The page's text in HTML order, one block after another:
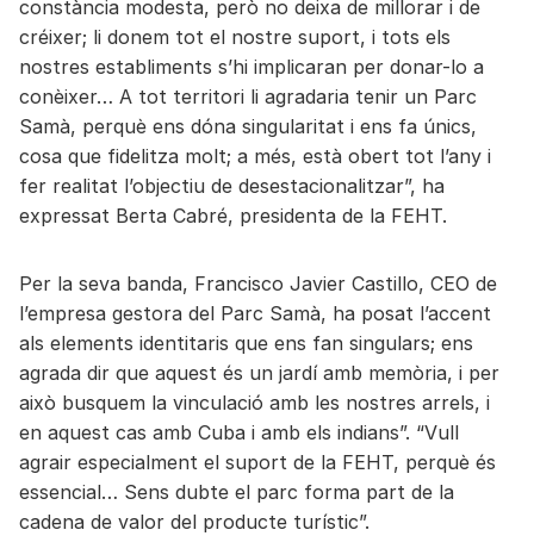
constància modesta, però no deixa de millorar i de
créixer; li donem tot el nostre suport, i tots els
nostres establiments s’hi implicaran per donar-lo a
conèixer… A tot territori li agradaria tenir un Parc
Samà, perquè ens dóna singularitat i ens fa únics,
cosa que fidelitza molt; a més, està obert tot l’any i
fer realitat l’objectiu de desestacionalitzar”, ha
expressat Berta Cabré, presidenta de la FEHT.
Per la seva banda, Francisco Javier Castillo, CEO de
l’empresa gestora del Parc Samà, ha posat l’accent
als elements identitaris que ens fan singulars; ens
agrada dir que aquest és un jardí amb memòria, i per
això busquem la vinculació amb les nostres arrels, i
en aquest cas amb Cuba i amb els indians”. “Vull
agrair especialment el suport de la FEHT, perquè és
essencial… Sens dubte el parc forma part de la
cadena de valor del producte turístic”.